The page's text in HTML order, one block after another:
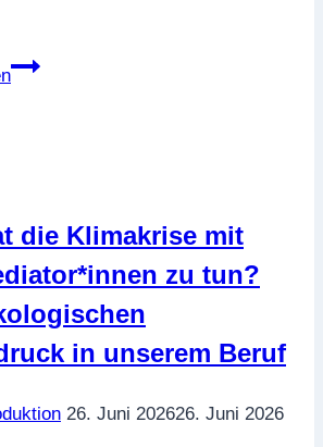
Wie
oder:
Was
Konfliktparteien
alles
(nicht)
möchten
die Klimakrise mit
zu tun?
in unserem Beruf
26. Juni 202626. Juni 2026